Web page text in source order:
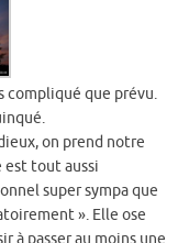
compliqué que prévu.
on prend notre
est tout aussi
super sympa que
». Elle ose
à passer au moins une